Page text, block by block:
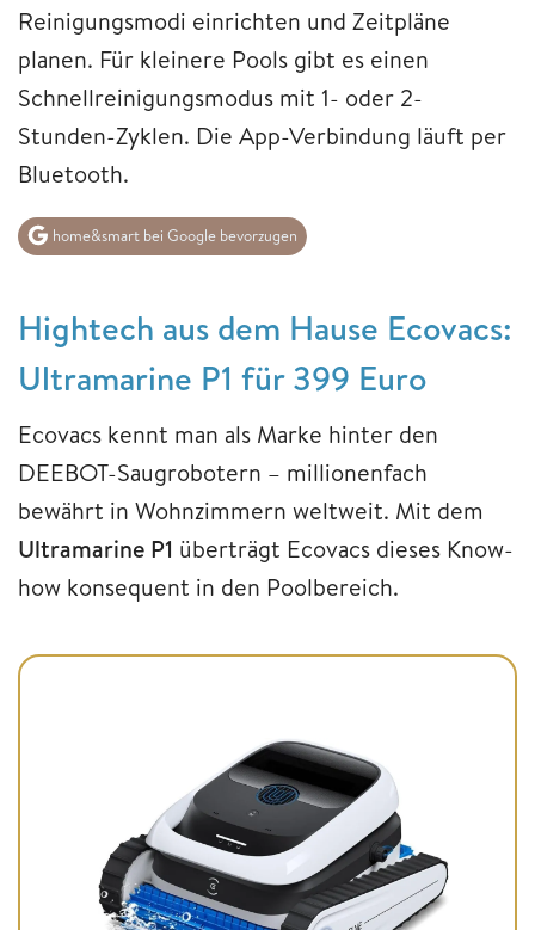
Reinigungsmodi einrichten und Zeitpläne
planen. Für kleinere Pools gibt es einen
Schnellreinigungsmodus mit 1- oder 2-
Stunden-Zyklen. Die App-Verbindung läuft per
Bluetooth.
home&smart bei Google bevorzugen
Hightech aus dem Hause Ecovacs:
Ultramarine P1 für 399 Euro
Ecovacs kennt man als Marke hinter den
DEEBOT-Saugrobotern – millionenfach
bewährt in Wohnzimmern weltweit. Mit dem
Ultramarine P1 überträgt Ecovacs dieses Know-
how konsequent in den Poolbereich.